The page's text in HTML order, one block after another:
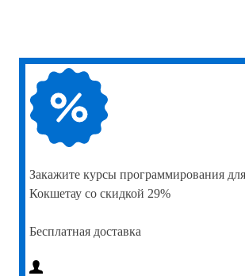
Закажите курсы программирования
Кокшетау со скидкой 29%
Бесплатная доставка